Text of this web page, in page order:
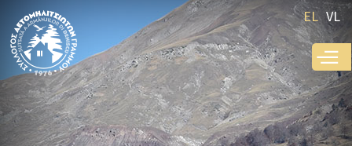
Παράκαμψη
προς το
κυρίως
περιεχόμενο
EL VL